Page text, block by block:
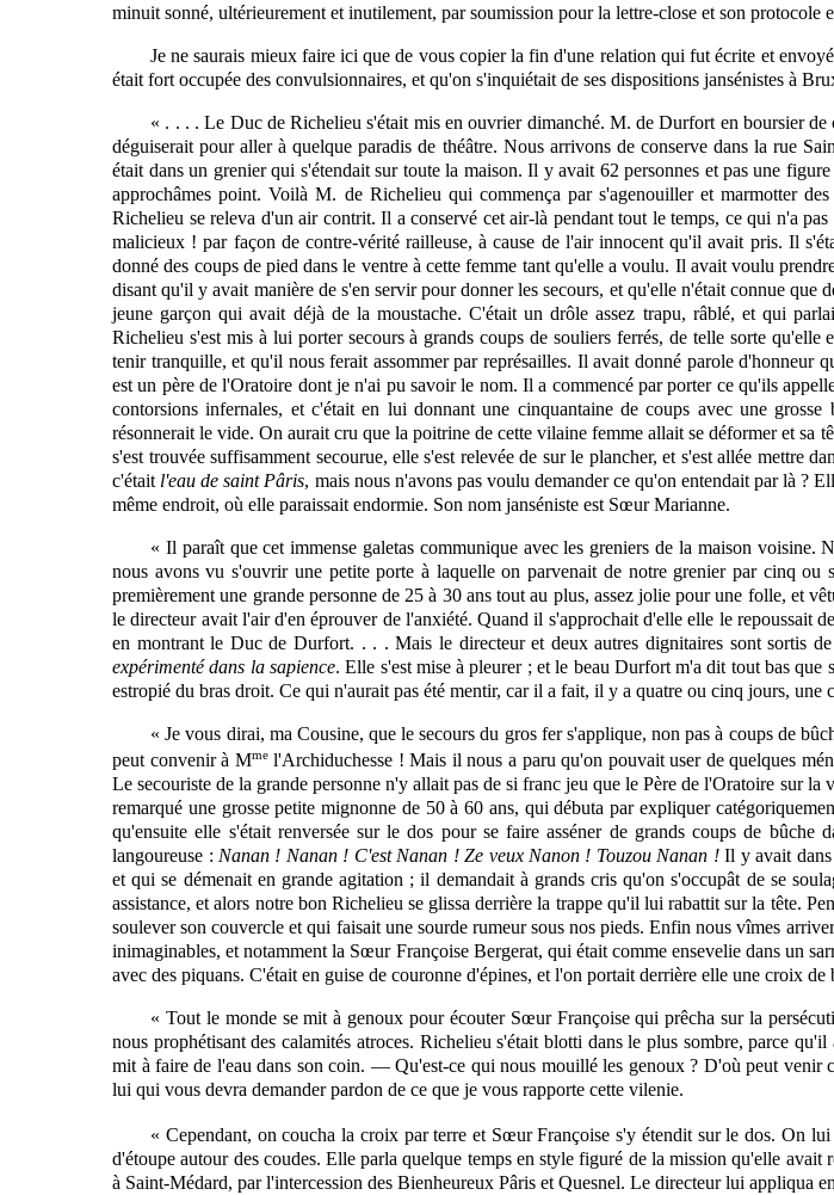
minuit sonné, ultérieurement et inutilement, par soumission pour la lettre-close et son protocole
Je ne saurais mieux faire ici que de vous copier la fin d'une relation qui fut écrite et
était fort occupée des convulsionnaires, et qu'on s'inquiétait de ses dispositions jansénistes à
« . . . . Le Duc de Richelieu s'était mis en ouvrier dimanché. M. de Durfort en boursier
déguiserait pour aller à quelque paradis de théâtre. Nous arrivons de conserve dans la rue
était dans un grenier qui s'étendait sur toute la maison. Il y avait 62 personnes et pas une
approchâmes point. Voilà M. de Richelieu qui commença par s'agenouiller et marmotter des
Richelieu se releva d'un air contrit. Il a conservé cet air-là pendant tout le temps, ce qui n'a
malicieux ! par façon de contre-vérité railleuse, à cause de l'air innocent qu'il avait pris. Il
donné des coups de pied dans le ventre à cette femme tant qu'elle a voulu. Il avait voulu
disant qu'il y avait manière de s'en servir pour donner les secours, et qu'elle n'était connue que
jeune garçon qui avait déjà de la moustache. C'était un drôle assez trapu, râblé, et qui
Richelieu s'est mis à lui porter secours à grands coups de souliers ferrés, de telle sorte
tenir tranquille, et qu'il nous ferait assommer par représailles. Il avait donné parole
est un père de l'Oratoire dont je n'ai pu savoir le nom. Il a commencé par porter ce qu'ils
contorsions infernales, et c'était en lui donnant une cinquantaine de coups avec une
résonnerait le vide. On aurait cru que la poitrine de cette vilaine femme allait se déformer et sa
s'est trouvée suffisamment secourue, elle s'est relevée de sur le plancher, et s'est allée
c'était l'eau de saint Pâris, mais nous n'avons pas voulu demander ce qu'on entendait par là ?
même endroit, où elle paraissait endormie. Son nom janséniste est Sœur Marianne.
« Il paraît que cet immense galetas communique avec les greniers de la maison voisine.
nous avons vu s'ouvrir une petite porte à laquelle on parvenait de notre grenier par cinq ou
premièrement une grande personne de 25 à 30 ans tout au plus, assez jolie pour une folle, et
le directeur avait l'air d'en éprouver de l'anxiété. Quand il s'approchait d'elle elle le repoussait
en montrant le Duc de Durfort. . . . Mais le directeur et deux autres dignitaires sont sortis
expérimenté dans la sapience. Elle s'est mise à pleurer ; et le beau Durfort m'a dit tout bas
estropié du bras droit. Ce qui n'aurait pas été mentir, car il a fait, il y a quatre ou cinq jours, une
« Je vous dirai, ma Cousine, que le secours du gros fer s'applique, non pas à coups de
peut convenir à Mmel'Archiduchesse ! Mais il nous a paru qu'on pouvait user de quelques
Le secouriste de la grande personne n'y allait pas de si franc jeu que le Père de l'Oratoire sur
remarqué une grosse petite mignonne de 50 à 60 ans, qui débuta par expliquer
qu'ensuite elle s'était renversée sur le dos pour se faire asséner de grands coups de
langoureuse : Nanan ! Nanan ! C'est Nanan ! Ze veux Nanon ! Touzou Nanan !Il y avait dans
et qui se démenait en grande agitation ; il demandait à grands cris qu'on s'occupât de se
assistance, et alors notre bon Richelieu se glissa derrière la trappe qu'il lui rabattit sur la tête.
soulever son couvercle et qui faisait une sourde rumeur sous nos pieds. Enfin nous vîmes
inimaginables, et notamment la Sœur Françoise Bergerat, qui était comme ensevelie dans un
avec des piquans. C'était en guise de couronne d'épines, et l'on portait derrière elle une croix
« Tout le monde se mit à genoux pour écouter Sœur Françoise qui prêcha sur la
nous prophétisant des calamités atroces. Richelieu s'était blotti dans le plus sombre, parce
mit à faire de l'eau dans son coin. — Qu'est-ce qui nous mouillé les genoux ? D'où peut venir
lui qui vous devra demander pardon de ce que je vous rapporte cette vilenie.
« Cependant, on coucha la croix par terre et Sœur Françoise s'y étendit sur le dos. On
d'étoupe autour des coudes. Elle parla quelque temps en style figuré de la mission qu'elle
à Saint-Médard, par l'intercession des Bienheureux Pâris et Quesnel. Le directeur lui appliqua